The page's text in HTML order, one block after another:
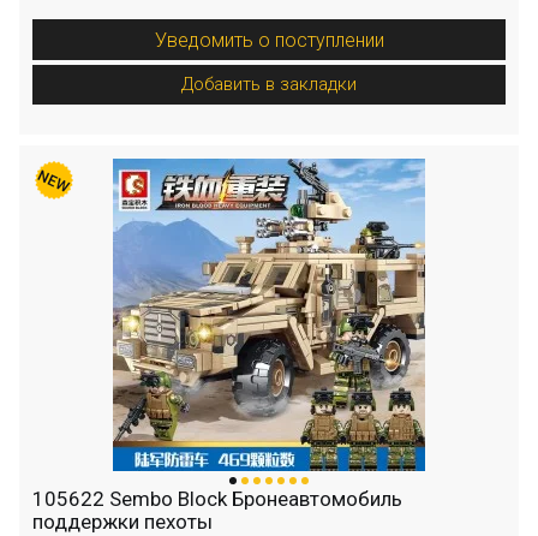
Уведомить о поступлении
Добавить в закладки
105622 Sembo Block Бронеавтомобиль
поддержки пехоты